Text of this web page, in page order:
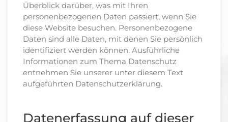
Überblick darüber, was mit Ihren
personenbezogenen Daten passiert, wenn Sie
diese Website besuchen. Personenbezogene
Daten sind alle Daten, mit denen Sie persönlich
identifiziert werden können. Ausführliche
Informationen zum Thema Datenschutz
entnehmen Sie unserer unter diesem Text
aufgeführten Datenschutzerklärung.
Datenerfassung auf dieser